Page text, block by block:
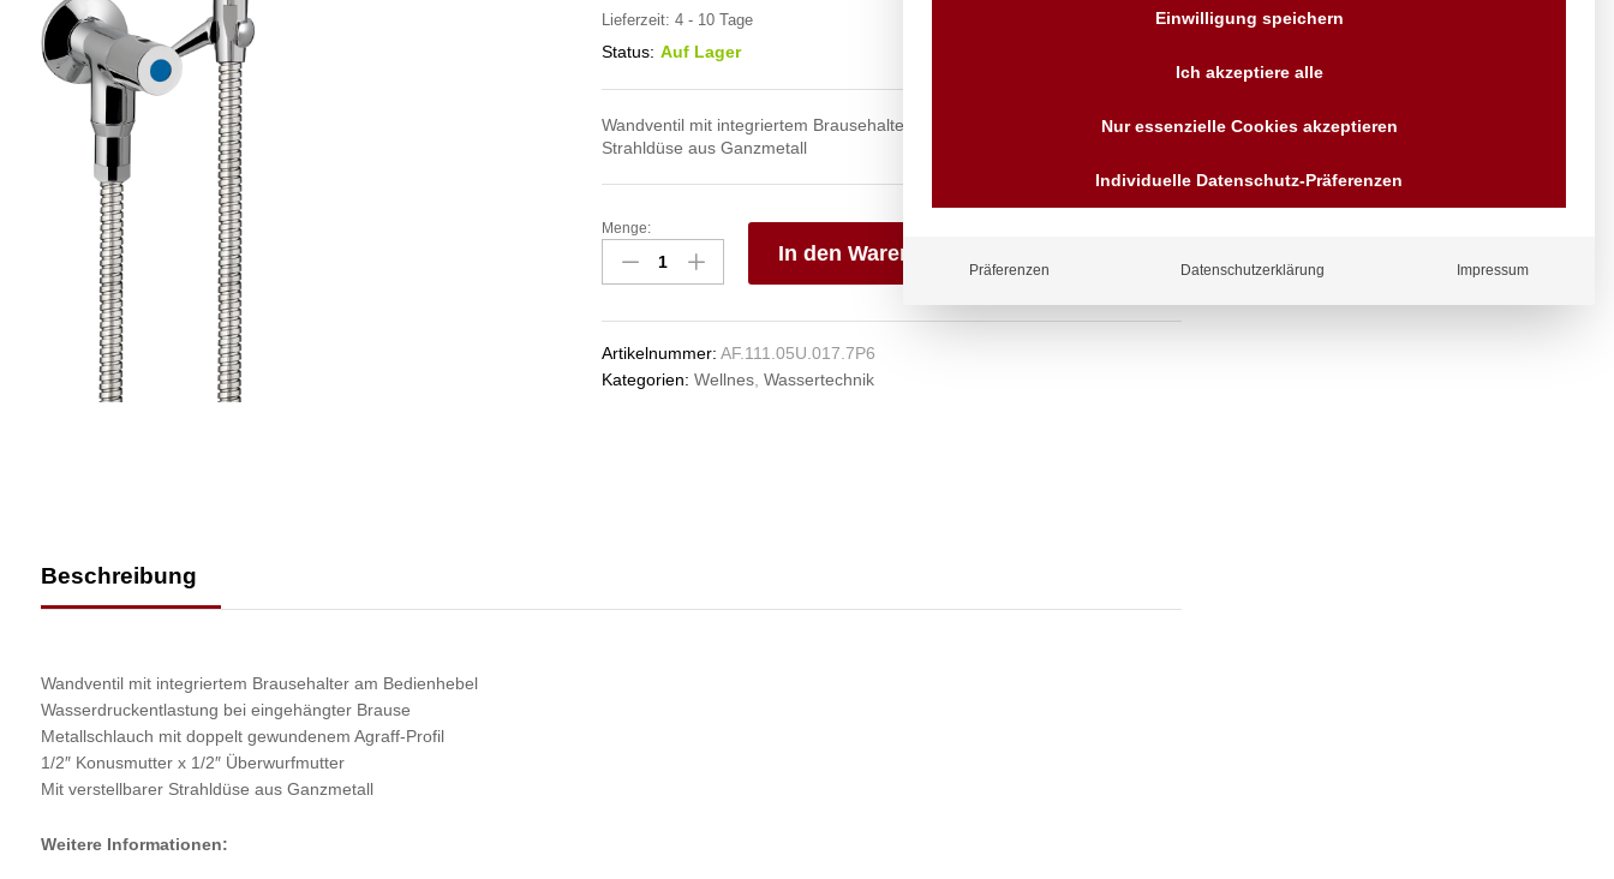
Lieferzeit: 4 - 10 Tage
Status: Auf Lager
Wandventil mit integriertem Brausehalter am Bedienhebel und verstellbarer
Strahldüse aus Ganzmetall
ecoSet
Kneipp'sche
Garnitur
Menge:
In den Warenkorb
Artikelnummer: AF.111.05U.017.7P6
Kategorien: Wellnes, Wassertechnik
Beschreibung
Wandventil mit integriertem Brausehalter am Bedienhebel
Wasserdruckentlastung bei eingehängter Brause
Metallschlauch mit doppelt gewundenem Agraff-Profil
1/2″ Konusmutter x 1/2″ Überwurfmutter
Mit verstellbarer Strahldüse aus Ganzmetall
Weitere Informationen:
Anfragen
Wir sind seit über 40 Jahren
für Sie da
Vorrauskasse Paypal,
Kreditkarte, Direkt
Einwilligung speichern
Ich akzeptiere alle
Nur essenzielle Cookies akzeptieren
Individuelle Datenschutz-Präferenzen
Präferenzen Datenschutzerklärung Impressum